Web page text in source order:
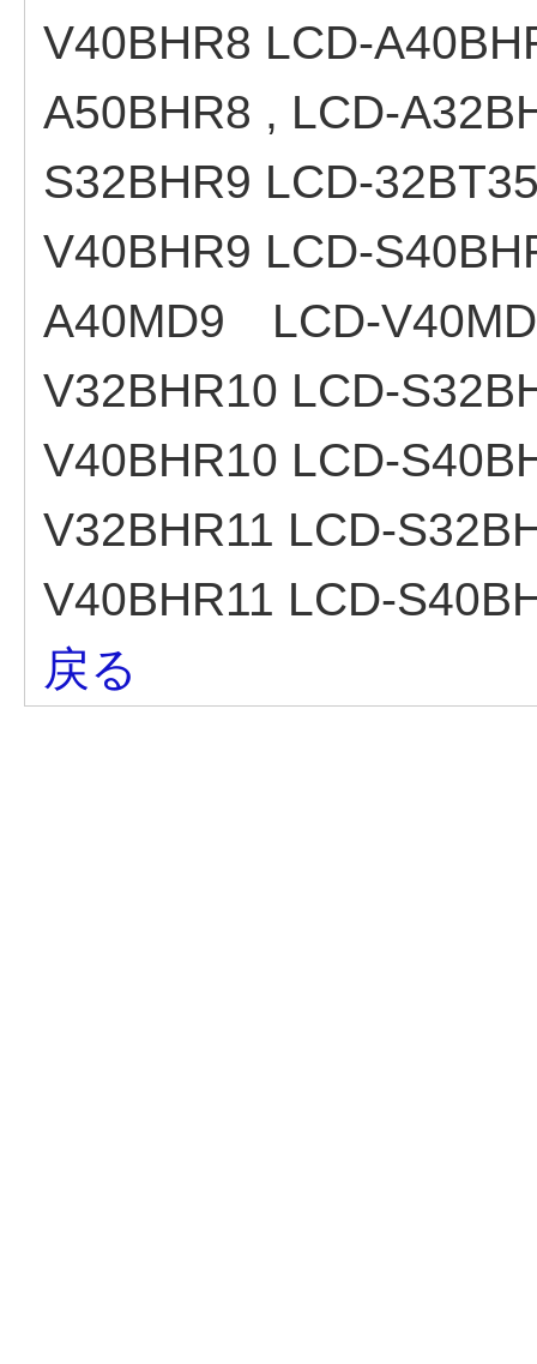
V40BHR8 LCD-
A50BHR8 , LCD-
S32BHR9 LCD-
V40BHR9 LCD-
A40MD9 LCD-
V32BHR10 LCD-
V40BHR10 LCD-
V32BHR11 LCD-
V40BHR11 LCD-
戻る